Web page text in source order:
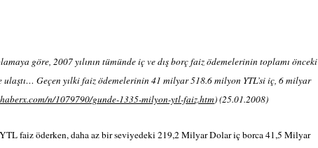
göre, 2007 yılının tümünde iç ve dış borç faiz ödemelerinin toplamı önceki
Geçen yılki faiz ödemelerinin 41 milyar 518.6 milyon YTL’si iç, 6 milyar
n/1079790/gunde-1335-milyon-ytl-faiz.htm) (25.01.2008)
faiz öderken, daha az bir seviyedeki 219,2 Milyar Dolar iç borca 41,5 Milyar